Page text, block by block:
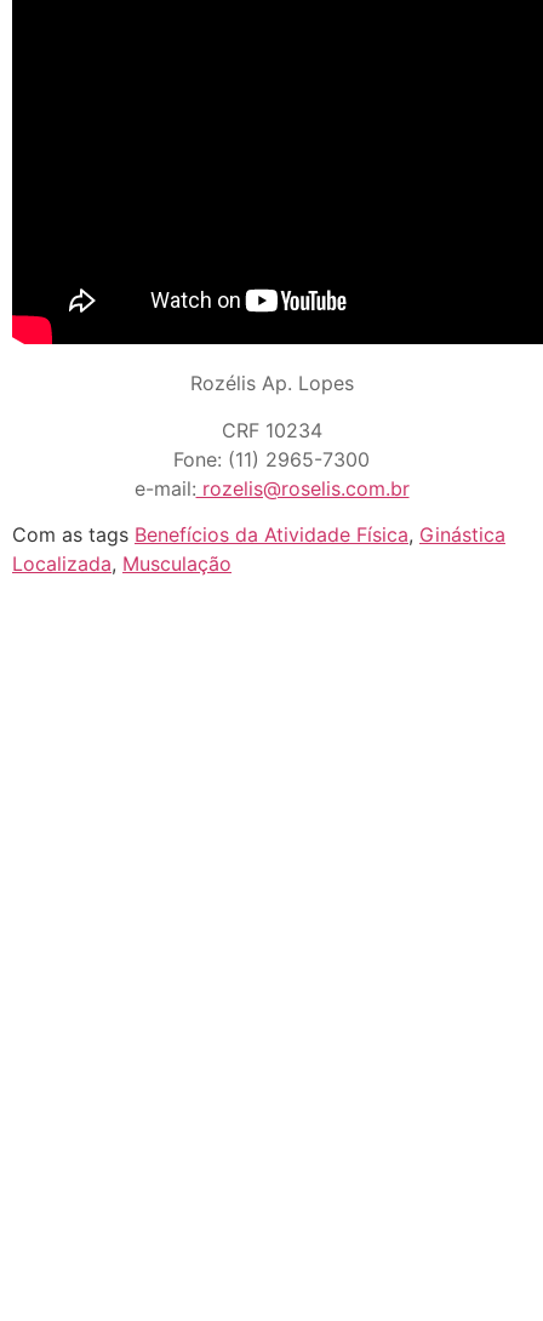
Rozélis Ap. Lopes
CRF 10234
Fone: (11) 2965-7300
e-mail: rozelis@roselis.com.br
Com as tags Benefícios da Atividade Física, Ginástica
Localizada, Musculação